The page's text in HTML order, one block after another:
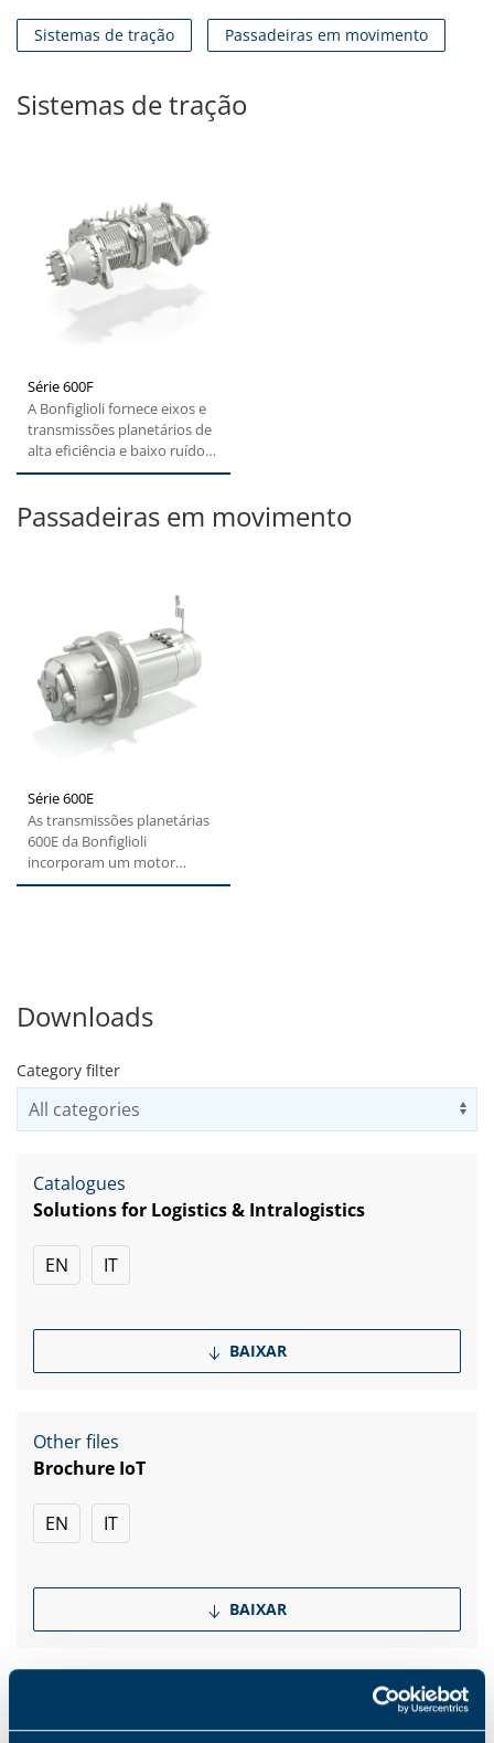
Sistemas de tração Passadeiras em movimento
Sistemas de tração
Série 600F
A Bonfiglioli fornece eixos e
transmissões planetários de
alta eficiência e baixo ruído
com motores...
Passadeiras em movimento
Série 600E
As transmissões planetárias
600E da Bonfiglioli
incorporam um motor
elétrico integrado e livre de...
Downloads
Category filter
Catalogues
Solutions for Logistics & Intralogistics
EN IT
BAIXAR
Other files
Brochure IoT
EN IT
BAIXAR
Linha de produtos - I&A